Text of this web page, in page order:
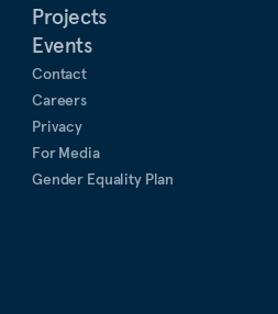
Projects
Events
Contact
Careers
Privacy
For Media
Gender Equality Plan